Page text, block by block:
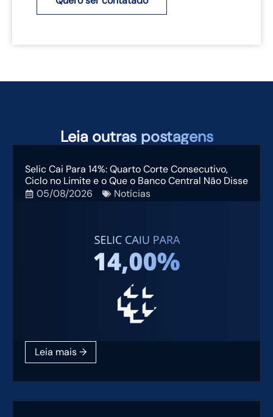
Leia outras postagens
Selic Cai Para 14%: Quarto Corte Consecutivo,
Ciclo no Limite e o Que o Banco Central Não Disse
05/08/2026
Notícias